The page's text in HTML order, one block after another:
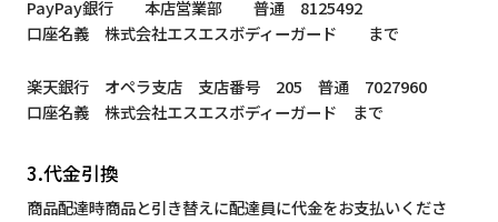
PayPay銀行 本店営業部 普通 8125492
口座名義 株式会社エスエスボディーガード まで
楽天銀行 オペラ支店 支店番号 205 普通 7027960
口座名義 株式会社エスエスボディーガード まで
3.代金引換
商品配達時商品と引き替えに配達員に代金をお支払いくださ